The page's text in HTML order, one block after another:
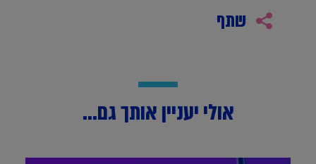
שתף
אולי יעניין אותך גם...